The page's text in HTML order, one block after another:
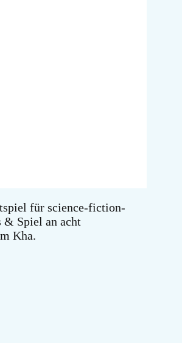
für science-fiction-
& Spiel an acht
Kha.